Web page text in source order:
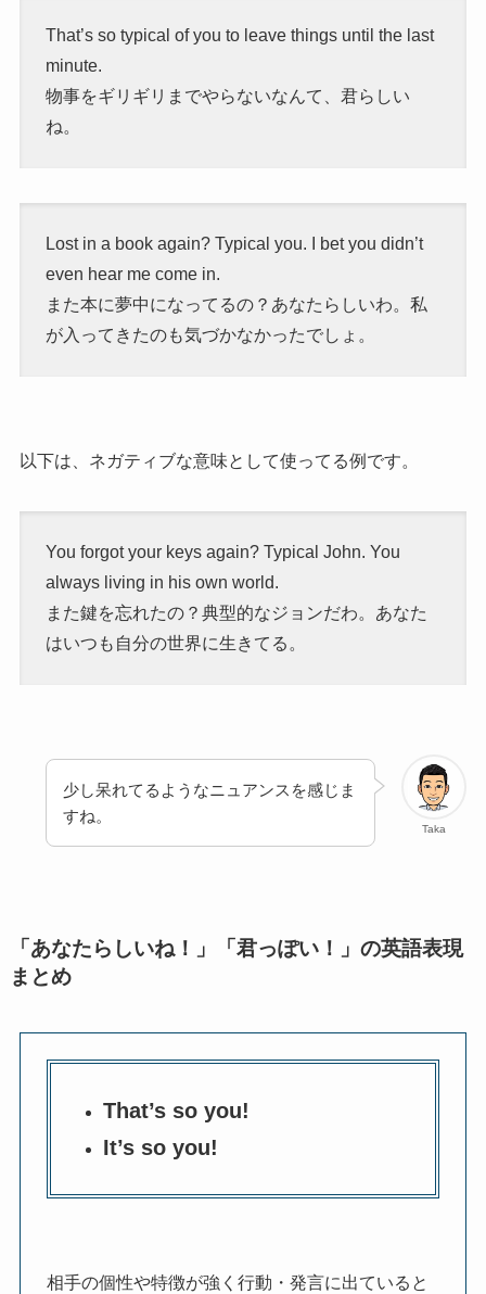
That’s so typical of you to leave things until the last
minute.
物事をギリギリまでやらないなんて、君らしい
ね。
Lost in a book again? Typical you. I bet you didn’t
even hear me come in.
また本に夢中になってるの？あなたらしいわ。私
が入ってきたのも気づかなかったでしょ。
以下は、ネガティブな意味として使ってる例です。
You forgot your keys again? Typical John. You
always living in his own world.
また鍵を忘れたの？典型的なジョンだわ。あなた
はいつも自分の世界に生きてる。
Taka
少し呆れてるようなニュアンスを感じま
すね。
「あなたらしいね！」「君っぽい！」の英語表現
まとめ
That’s so you!
It’s so you!
相手の個性や特徴が強く行動・発言に出ていると